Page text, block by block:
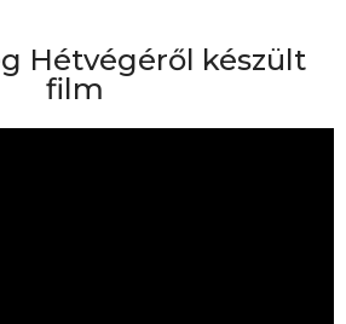
Hétvégéről készült
film